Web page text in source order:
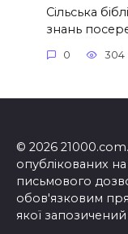
Сільська
знань
0 304
© 2026
опублікованих на
письмового
обов'язковим
якої запозичений